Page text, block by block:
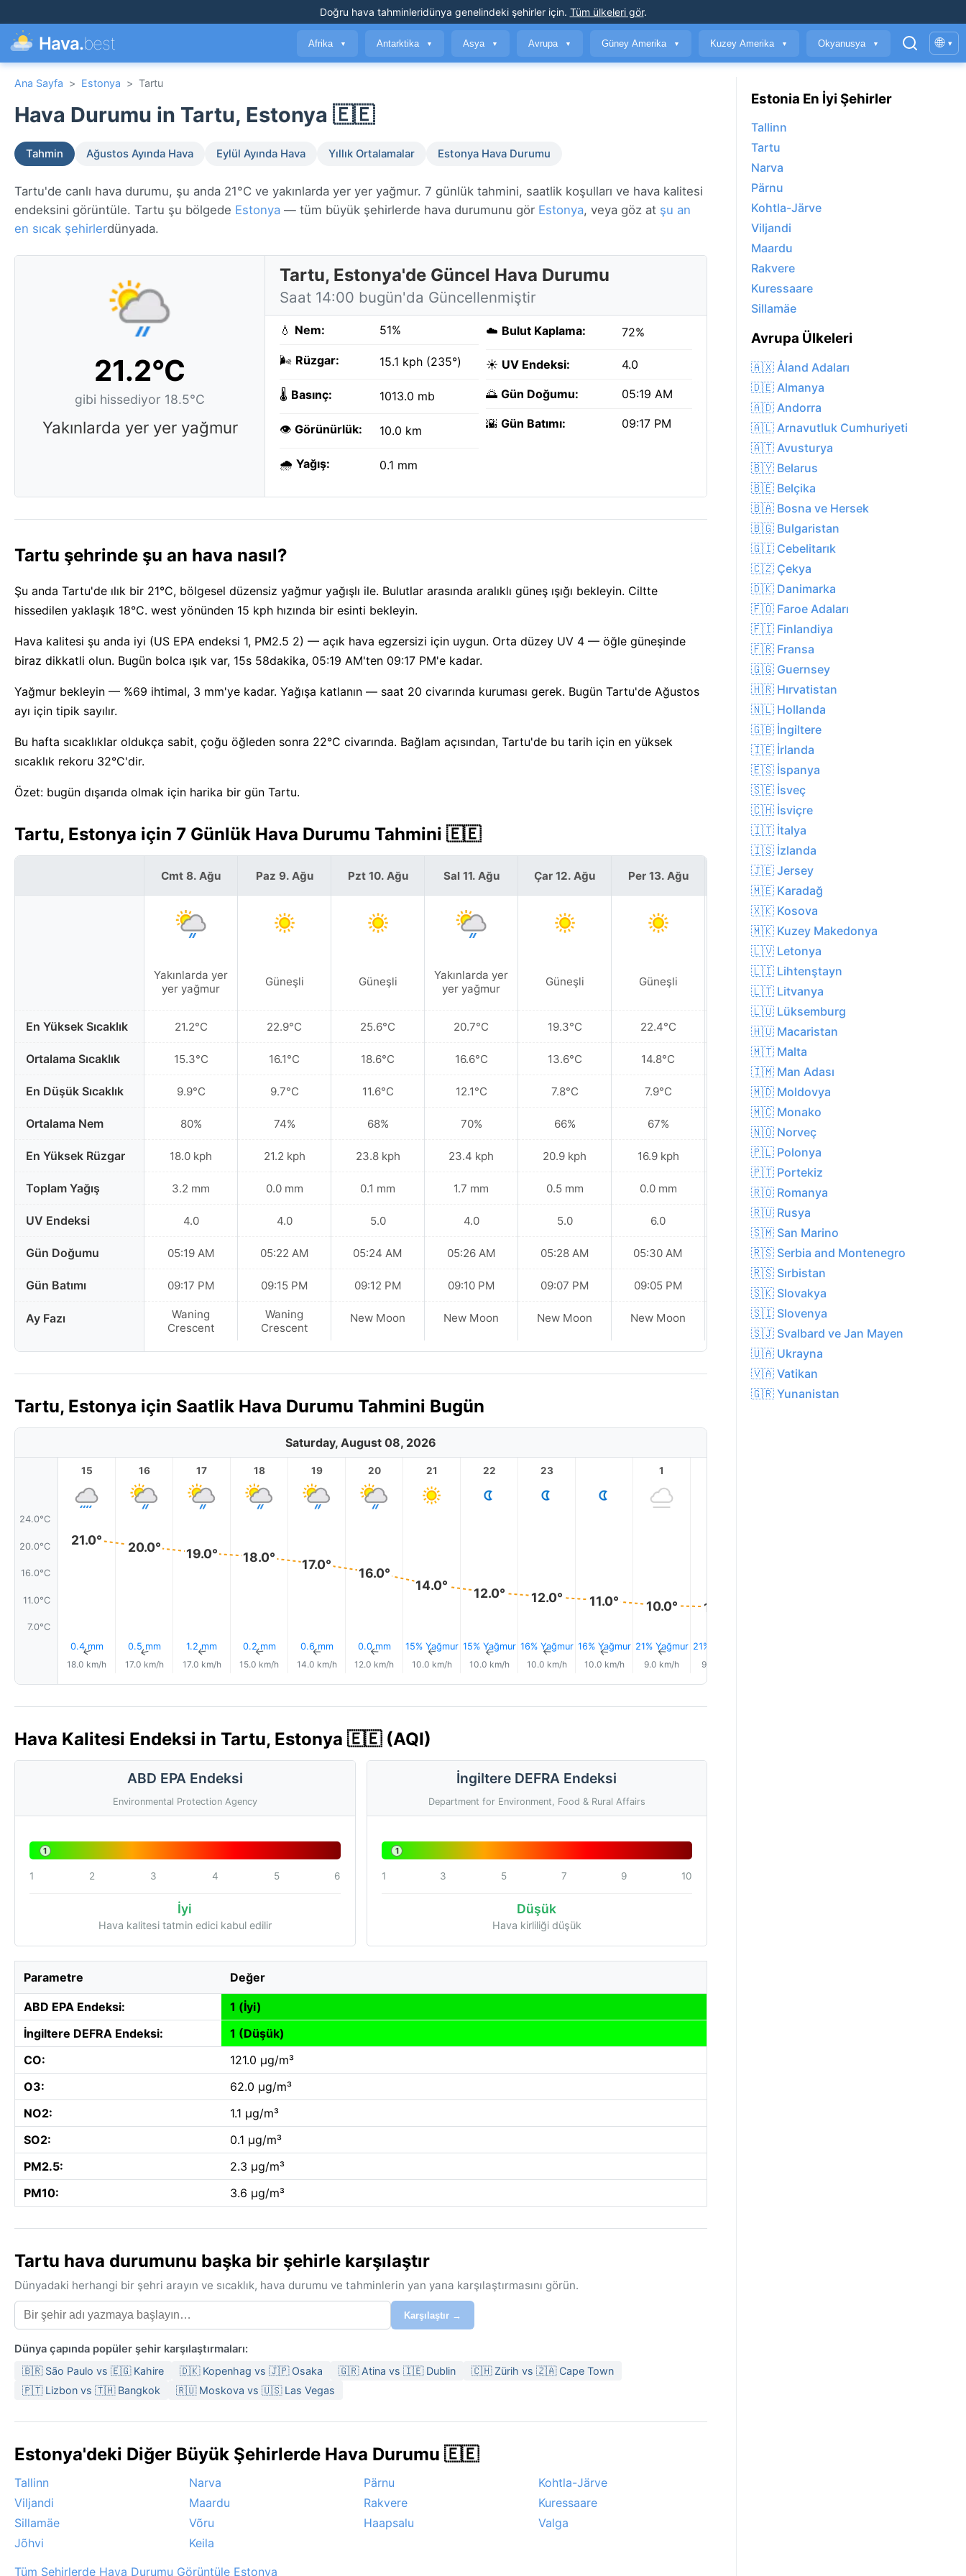
Doğru hava tahminleridünya genelindeki şehirler için. Tüm ülkeleri gör.
Hava.best Afrika ▼ Antarktika ▼ Asya ▼ Avrupa ▼ Güney Amerika ▼ Kuzey Amerika ▼ Okyanusya ▼ 🌐 ▾
Ana Sayfa > Estonya > Tartu
Hava Durumu in Tartu, Estonya 🇪🇪
Tahmin Ağustos Ayında Hava Eylül Ayında Hava Yıllık Ortalamalar Estonya Hava Durumu
Tartu'de canlı hava durumu, şu anda 21°C ve yakınlarda yer yer yağmur. 7 günlük tahmini, saatlik koşulları ve hava kalitesi
endeksini görüntüle. Tartu şu bölgede Estonya — tüm büyük şehirlerde hava durumunu gör Estonya, veya göz at şu an
en sıcak şehirlerdünyada.
21.2°C
gibi hissediyor 18.5°C
Yakınlarda yer yer yağmur
Tartu, Estonya'de Güncel Hava Durumu
Saat 14:00 bugün'da Güncellenmiştir
💧 Nem: 51%
🌬️ Rüzgar: 15.1 kph (235°)
🌡️ Basınç: 1013.0 mb
👁️ Görünürlük: 10.0 km
🌧️ Yağış: 0.1 mm
☁️ Bulut Kaplama: 72%
☀️ UV Endeksi: 4.0
🌅 Gün Doğumu: 05:19 AM
🌇 Gün Batımı: 09:17 PM
Tartu şehrinde şu an hava nasıl?
Şu anda Tartu'de ılık bir 21°C, bölgesel düzensiz yağmur yağışlı ile. Bulutlar arasında aralıklı güneş ışığı bekleyin. Ciltte
hissedilen yaklaşık 18°C. west yönünden 15 kph hızında bir esinti bekleyin.
Hava kalitesi şu anda iyi (US EPA endeksi 1, PM2.5 2) — açık hava egzersizi için uygun. Orta düzey UV 4 — öğle güneşinde
biraz dikkatli olun. Bugün bolca ışık var, 15s 58dakika, 05:19 AM'ten 09:17 PM'e kadar.
Yağmur bekleyin — %69 ihtimal, 3 mm'ye kadar. Yağışa katlanın — saat 20 civarında kuruması gerek. Bugün Tartu'de Ağustos
ayı için tipik sayılır.
Bu hafta sıcaklıklar oldukça sabit, çoğu öğleden sonra 22°C civarında. Bağlam açısından, Tartu'de bu tarih için en yüksek
sıcaklık rekoru 32°C'dir.
Özet: bugün dışarıda olmak için harika bir gün Tartu.
Tartu, Estonya için 7 Günlük Hava Durumu Tahmini 🇪🇪
En Yüksek Sıcaklık
Ortalama Sıcaklık
En Düşük Sıcaklık
Ortalama Nem
En Yüksek Rüzgar
Toplam Yağış
UV Endeksi
Gün Doğumu
Gün Batımı
Ay Fazı
Cmt 8. Ağu
Yakınlarda yer
yer yağmur
21.2°C
15.3°C
9.9°C
80%
18.0 kph
3.2 mm
4.0
05:19 AM
09:17 PM
Waning
Crescent
Paz 9. Ağu
Güneşli
22.9°C
16.1°C
9.7°C
74%
21.2 kph
0.0 mm
4.0
05:22 AM
09:15 PM
Waning
Crescent
Pzt 10. Ağu
Güneşli
25.6°C
18.6°C
11.6°C
68%
23.8 kph
0.1 mm
5.0
05:24 AM
09:12 PM
New Moon
Sal 11. Ağu
Yakınlarda yer
yer yağmur
20.7°C
16.6°C
12.1°C
70%
23.4 kph
1.7 mm
4.0
05:26 AM
09:10 PM
New Moon
Çar 12. Ağu
Güneşli
19.3°C
13.6°C
7.8°C
66%
20.9 kph
0.5 mm
5.0
05:28 AM
09:07 PM
New Moon
Per 13. Ağu
Güneşli
22.4°C
14.8°C
7.9°C
67%
16.9 kph
0.0 mm
6.0
05:30 AM
09:05 PM
New Moon
Cum 14. Ağu
23.1°C
16.9°C
10.9°C
63%
15.1 kph
0.0 mm
6.0
05:33 AM
09:02 PM
Waxing
Crescent
Tartu, Estonya için Saatlik Hava Durumu Tahmini Bugün
Saturday, August 08, 2026
24.0°C
20.0°C
16.0°C
11.0°C
7.0°C
15
21.0°
0.4 mm
↑
18.0 km/h
16
20.0°
0.5 mm
↑
17.0 km/h
17
19.0°
1.2 mm
↑
17.0 km/h
18
18.0°
0.2 mm
↑
15.0 km/h
19
17.0°
0.6 mm
↑
14.0 km/h
20
16.0°
0.0 mm
↑
12.0 km/h
21
14.0°
15% Yağmur
↑
10.0 km/h
22
12.0°
15% Yağmur
↑
10.0 km/h
23
12.0°
16% Yağmur
↑
10.0 km/h
11.0°
16% Yağmur
↑
10.0 km/h
1
10.0°
21% Yağmur
↑
9.0 km/h
10.0°
21% Yağmur
9.0 km/h
Hava Kalitesi Endeksi in Tartu, Estonya 🇪🇪 (AQI)
ABD EPA Endeksi
Environmental Protection Agency
1
1 2 3 4 5 6
İyi
Hava kalitesi tatmin edici kabul edilir
İngiltere DEFRA Endeksi
Department for Environment, Food & Rural Affairs
1
1 3 5 7 9 10
Düşük
Hava kirliliği düşük
Parametre Değer
ABD EPA Endeksi:
1 (İyi)
İngiltere DEFRA Endeksi:
1 (Düşük)
CO:
121.0 µg/m³
O3:
62.0 µg/m³
NO2:
1.1 µg/m³
SO2:
0.1 µg/m³
PM2.5:
2.3 µg/m³
PM10:
3.6 µg/m³
Tartu hava durumunu başka bir şehirle karşılaştır
Dünyadaki herhangi bir şehri arayın ve sıcaklık, hava durumu ve tahminlerin yan yana karşılaştırmasını görün.
Karşılaştır →
Dünya çapında popüler şehir karşılaştırmaları:
🇧🇷 São Paulo vs 🇪🇬 Kahire 🇩🇰 Kopenhag vs 🇯🇵 Osaka 🇬🇷 Atina vs 🇮🇪 Dublin
🇨🇭 Zürih vs 🇿🇦 Cape Town
🇵🇹 Lizbon vs 🇹🇭 Bangkok
🇷🇺 Moskova vs 🇺🇸 Las Vegas
Estonya'deki Diğer Büyük Şehirlerde Hava Durumu 🇪🇪
Tallinn Narva Pärnu
Kohtla-Järve
Viljandi
Maardu Rakvere
Kuressaare
Sillamäe
Võru Haapsalu
Valga
Jõhvi
Keila
Tüm Şehirlerde Hava Durumu Görüntüle Estonya
Estonia En İyi Şehirler
Tallinn
Tartu
Narva
Pärnu
Kohtla-Järve
Viljandi
Maardu
Rakvere
Kuressaare
Sillamäe
Avrupa Ülkeleri
🇦🇽 Åland Adaları
🇩🇪 Almanya
🇦🇩 Andorra
🇦🇱 Arnavutluk Cumhuriyeti
🇦🇹 Avusturya
🇧🇾 Belarus
🇧🇪 Belçika
🇧🇦 Bosna ve Hersek
🇧🇬 Bulgaristan
🇬🇮 Cebelitarık
🇨🇿 Çekya
🇩🇰 Danimarka
🇫🇴 Faroe Adaları
🇫🇮 Finlandiya
🇫🇷 Fransa
🇬🇬 Guernsey
🇭🇷 Hırvatistan
🇳🇱 Hollanda
🇬🇧 İngiltere
🇮🇪 İrlanda
🇪🇸 İspanya
🇸🇪 İsveç
🇨🇭 İsviçre
🇮🇹 İtalya
🇮🇸 İzlanda
🇯🇪 Jersey
🇲🇪 Karadağ
🇽🇰 Kosova
🇲🇰 Kuzey Makedonya
🇱🇻 Letonya
🇱🇮 Lihtenştayn
🇱🇹 Litvanya
🇱🇺 Lüksemburg
🇭🇺 Macaristan
🇲🇹 Malta
🇮🇲 Man Adası
🇲🇩 Moldovya
🇲🇨 Monako
🇳🇴 Norveç
🇵🇱 Polonya
🇵🇹 Portekiz
🇷🇴 Romanya
🇷🇺 Rusya
🇸🇲 San Marino
🇷🇸 Serbia and Montenegro
🇷🇸 Sırbistan
🇸🇰 Slovakya
🇸🇮 Slovenya
🇸🇯 Svalbard ve Jan Mayen
🇺🇦 Ukrayna
🇻🇦 Vatikan
🇬🇷 Yunanistan